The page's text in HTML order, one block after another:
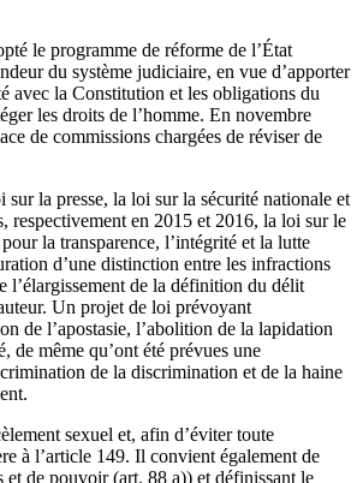
le programme de réforme de l’État
du système judiciaire, en vue d’apporter
avec la Constitution et les obligations du
les droits de l’homme. En novembre
de commissions chargées de réviser de
la presse, la loi sur la sécurité nationale et
respectivement en 2015 et 2016, la loi sur le
la transparence, l’intégrité et la lutte
d’une distinction entre les infractions
l’élargissement de la définition du délit
Un projet de loi prévoyant
de l’apostasie, l’abolition de la lapidation
de même qu’ont été prévues une
de la discrimination et de la haine
sexuel et, afin d’éviter toute
à l’article 149. Il convient également de
et de pouvoir (art. 88 a)) et définissant le